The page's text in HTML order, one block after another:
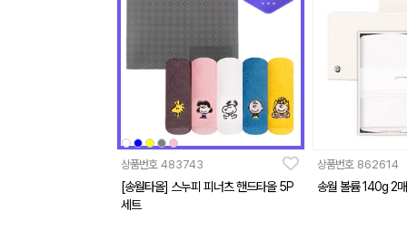
상품번호 483743
[송월타올] 스누피 피너츠 핸드타올 5P
세트
상품번호 862614
송월 볼륨 140g 2